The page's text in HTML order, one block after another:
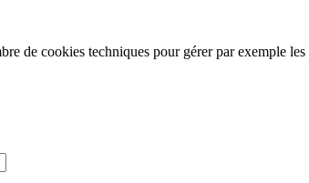
de cookies techniques pour gérer par exemple les